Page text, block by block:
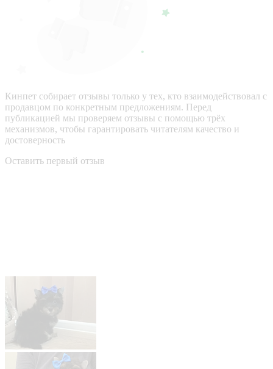
Кинпет собирает отзывы только у тех, кто взаимодействовал с
продавцом по конкретным предложениям. Перед
публикацией мы проверяем отзывы с помощью трёх
механизмов, чтобы гарантировать читателям качество и
достоверность
Оставить первый отзыв